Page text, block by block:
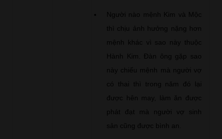
Người nào mệnh Kim và Mộc
thì chịu ảnh hưởng nặng hơn
mệnh khác vì sao này thuộc
Hành Kim. Đàn ông gặp sao
này chiếu mệnh mà người vợ
có thai thì trong năm đó lại
được hên may, làm ăn được
phát đạt mà người vợ sinh
sản cũng được bình an.